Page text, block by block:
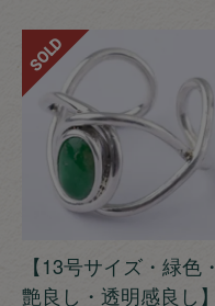
【13号サイズ・緑色・
艶良し・透明感良し】
SOLD